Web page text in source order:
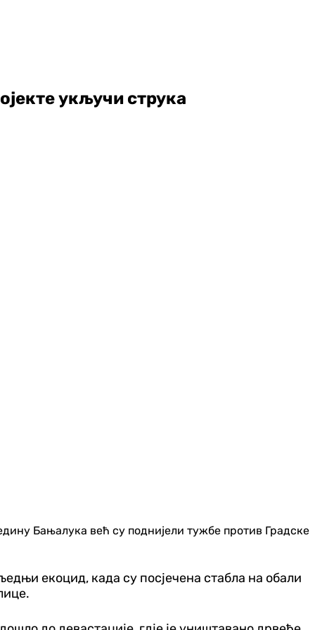
укључи струка
Бањалука већ су поднијели тужбе против Градске
екоцид, када су посјечена стабла на обали